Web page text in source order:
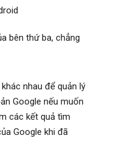
bên thứ ba, chẳng
nhau để quản lý
Google nếu muốn
các kết quả tìm
Google khi đã